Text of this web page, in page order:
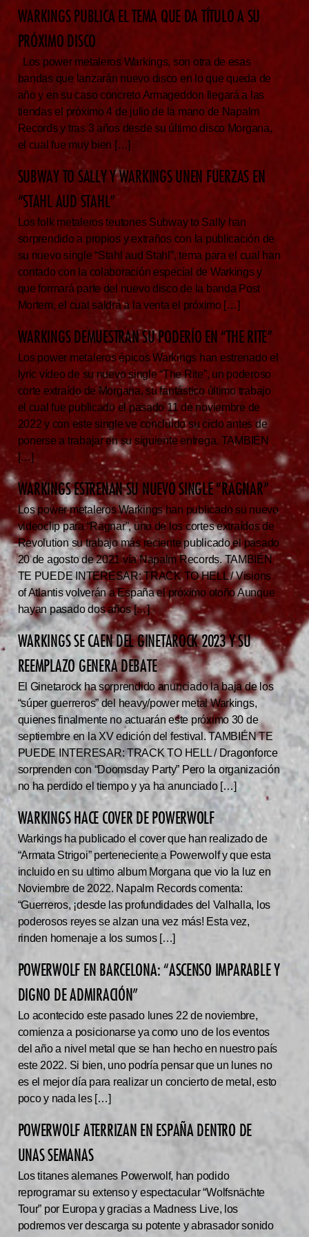
WARKINGS PUBLICA EL TEMA QUE DA TÍTULO A SU
PRÓXIMO DISCO
Los power metaleros Warkings, son otra de esas
bandas que lanzarán nuevo disco en lo que queda de
año y en su caso concreto Armageddon llegará a las
tiendas el próximo 4 de julio de la mano de Napalm
Records y tras 3 años desde su último disco Morgana,
el cual fue muy bien […]
SUBWAY TO SALLY Y WARKINGS UNEN FUERZAS EN
“STAHL AUD STAHL”
Los folk metaleros teutones Subway to Sally han
sorprendido a propios y extraños con la publicación de
su nuevo single “Stahl aud Stahl”, tema para el cual han
contado con la colaboración especial de Warkings y
que formará parte del nuevo disco de la banda Post
Mortem, el cual saldrá a la venta el próximo […]
WARKINGS DEMUESTRAN SU PODERÍO EN “THE RITE”
Los power metaleros épicos Warkings han estrenado el
lyric vídeo de su nuevo single “The Rite”, un poderoso
corte extraído de Morgana, su fantástico último trabajo
el cual fue publicado el pasado 11 de noviembre de
2022 y con este single ve concluido su ciclo antes de
ponerse a trabajar en su siguiente entrega. TAMBIÉN
[…]
WARKINGS ESTRENAN SU NUEVO SINGLE “RAGNAR”
Los power metaleros Warkings han publicado su nuevo
videoclip para “Ragnar”, uno de los cortes extraídos de
Revolution su trabajo más reciente publicado el pasado
20 de agosto de 2021 vía Napalm Records. TAMBIÉN
TE PUEDE INTERESAR: TRACK TO HELL / Visions
of Atlantis volverán a España el próximo otoño Aunque
hayan pasado dos años […]
WARKINGS SE CAEN DEL GINETAROCK 2023 Y SU
REEMPLAZO GENERA DEBATE
El Ginetarock ha sorprendido anunciado la baja de los
“súper guerreros” del heavy/power metal Warkings,
quienes finalmente no actuarán este próximo 30 de
septiembre en la XV edición del festival. TAMBIÉN TE
PUEDE INTERESAR: TRACK TO HELL / Dragonforce
sorprenden con “Doomsday Party” Pero la organización
no ha perdido el tiempo y ya ha anunciado […]
WARKINGS HACE COVER DE POWERWOLF
Warkings ha publicado el cover que han realizado de
“Armata Strigoi” perteneciente a Powerwolf y que esta
incluido en su ultimo album Morgana que vio la luz en
Noviembre de 2022. Napalm Records comenta:
“Guerreros, ¡desde las profundidades del Valhalla, los
poderosos reyes se alzan una vez más! Esta vez,
rinden homenaje a los sumos […]
POWERWOLF EN BARCELONA: “ASCENSO IMPARABLE Y
DIGNO DE ADMIRACIÓN”
Lo acontecido este pasado lunes 22 de noviembre,
comienza a posicionarse ya como uno de los eventos
del año a nivel metal que se han hecho en nuestro país
este 2022. Si bien, uno podría pensar que un lunes no
es el mejor día para realizar un concierto de metal, esto
poco y nada les […]
POWERWOLF ATERRIZAN EN ESPAÑA DENTRO DE
UNAS SEMANAS
Los titanes alemanes Powerwolf, han podido
reprogramar su extenso y espectacular “Wolfsnächte
Tour” por Europa y gracias a Madness Live, los
podremos ver descarga su potente y abrasador sonido